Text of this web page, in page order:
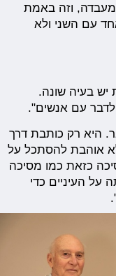
וזה באמת
עם השני ולא
יש בעיה שונה.
לדבר עם אנשים".
היא רק כותבת דרך
אוהבת להסתכל על
כזאת כמו מסיכה
על העיניים כדי